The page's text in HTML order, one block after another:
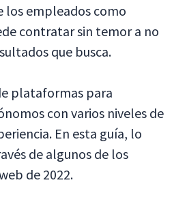
los empleados como
contratar sin temor a no
que busca.
plataformas para
con varios niveles de
En esta guía, lo
de algunos de los
de 2022.